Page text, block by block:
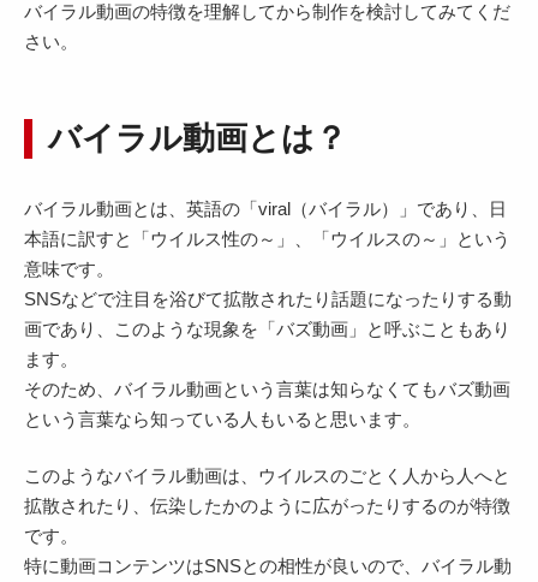
バイラル動画の特徴を理解してから制作を検討してみてくだ
さい。
バイラル動画とは？
バイラル動画とは、英語の「viral（バイラル）」であり、日
本語に訳すと「ウイルス性の～」、「ウイルスの～」という
意味です。
SNSなどで注目を浴びて拡散されたり話題になったりする動
画であり、このような現象を「バズ動画」と呼ぶこともあり
ます。
そのため、バイラル動画という言葉は知らなくてもバズ動画
という言葉なら知っている人もいると思います。
このようなバイラル動画は、ウイルスのごとく人から人へと
拡散されたり、伝染したかのように広がったりするのが特徴
です。
特に動画コンテンツはSNSとの相性が良いので、バイラル動